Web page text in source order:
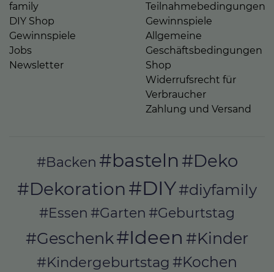
family
DIY Shop
Gewinnspiele
Jobs
Newsletter
Teilnahmebedingungen
Gewinnspiele
Allgemeine
Geschäftsbedingungen
Shop
Widerrufsrecht für
Verbraucher
Zahlung und Versand
#Backen #basteln #Deko
#Dekoration #DIY#diyfamily
#Essen #Garten #Geburtstag
#Geschenk#Ideen #Kinder
#Kindergeburtstag #Kochen